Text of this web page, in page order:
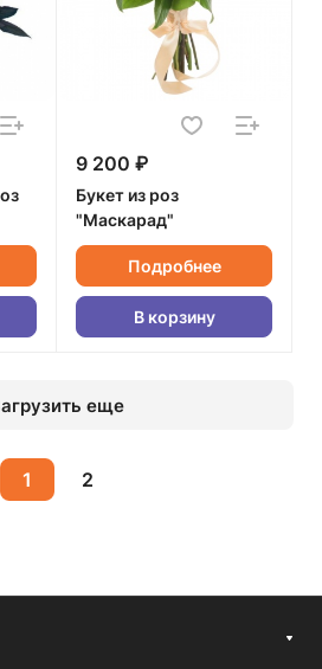
9 200 ₽
Букет из роз
"Маскарад"
Подробнее
В корзину
еще
1 2